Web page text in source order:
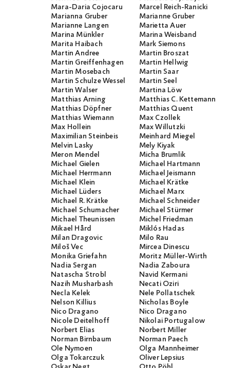
Mara-Daria Cojocaru
Marcel Reich-Ranicki
Marianna Gruber
Marianne Gruber
Marianne Langen
Marietta Auer
Marina Münkler
Marina Weisband
Marita Haibach
Mark Siemons
Martin Andree
Martin Broszat
Martin Greiffenhagen
Martin Hellwig
Martin Mosebach
Martin Saar
Martin Schulze Wessel
Martin Seel
Martin Walser
Martina Löw
Matthias Arning
Matthias C. Kettemann
Matthias Döpfner
Matthias Quent
Matthias Wiemann
Max Czollek
Max Hollein
Max Willutzki
Maximilian Steinbeis
Meinhard Miegel
Melvin Lasky
Mely Kiyak
Meron Mendel
Micha Brumlik
Michael Gielen
Michael Hartmann
Michael Herrmann
Michael Jeismann
Michael Klein
Michael Krätke
Michael Lüders
Michael Marx
Michael R. Krätke
Michael Schneider
Michael Schumacher
Michael Stürmer
Michael Theunissen
Michel Friedman
Mikael Hård
Miklós Hadas
Milan Dragovic
Milo Rau
Miloš Vec
Mircea Dinescu
Monika Griefahn
Moritz Müller-Wirth
Nadia Sergan
Nadia Zaboura
Natascha Strobl
Navid Kermani
Nazih Musharbash
Necati Öziri
Necla Kelek
Nele Pollatschek
Nelson Killius
Nicholas Boyle
Nico Dragano
Nico Dragano
Nicole Deitelhoff
Nikolai Portugalow
Norbert Elias
Norbert Miller
Norman Birnbaum
Norman Paech
Ole Nymoen
Olga Mannheimer
Olga Tokarczuk
Oliver Lepsius